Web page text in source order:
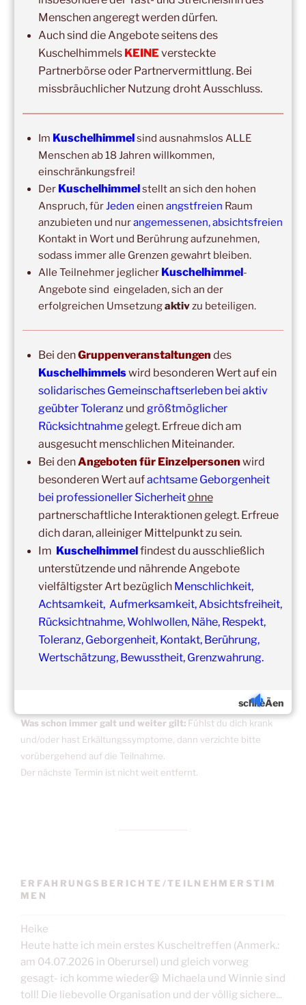
DIE NÄCHSTEN 8 VERANSTALTUNGEN:
14:00–19:00,29. August 2026–Boppard
Kuschelhimmel 5h Kuscheln
15:00–20:00,12. September 2026–
Erbach/Rheingau Kuschelhimmel 5h Kuscheln
Ganztags,13. September 2026–Jahresgruppe
Ausbildung Berührungs- und Kuscheltrainer*in
14:00 –19:00,19. September 2026–Marburg
Kuschelhimmel 5h mit Klangschalenbegleitung
Wochenend-Event,26. September 2026– 27.
September 2026– Wochenende für 2:1 Ausbildung
14:00 – 20:00,3. Oktober 2026–Oberursel
Kuschelhimmel 6h
Wochenend-Event, 17. Oktober 2026
18. Oktober
2026–Wochenende für 2:1 Ausbildung
14:00–16:00,24. Oktober 2026–Free Hugs-Aktion
Frankfurt, Zeil (Nähe Konstabler Wache, vor H&M) 2h
Copyright © 2017-2026
Kuschelhimmel
Was schon immer galt und weiter gilt: Fühlst du dich krank
und/oder hast Erkältungssymptome, dann verzichte bitte
vorübergehend auf die Teilnahme.
Der nächste Termin ist nicht weit entfernt.
ERFAHRUNGSBERICHTE/TEILNEHMERSTIM
MEN
Heike
Heute hatte ich mein erstes Kuscheltreffen (Anmerk.:
am 04.07.2026 in Oberursel) und gleich vorweg
gesagt- ich komme wieder😃 Michaela und Winnie sind
toll! Die liebevolle Organisation und der völlig sichere...
schlieÃen
Menschen angeregt werden dürfen.
Auch sind die Angebote seitens des
Kuschelhimmels KEINE versteckte
Partnerbörse oder Partnervermittlung. Bei
missbräuchlicher Nutzung droht Ausschluss.
Im Kuschelhimmelsind ausnahmslos ALLE
Menschen ab 18 Jahren willkommen,
einschränkungsfrei!
Der Kuschelhimmelstellt an sich den hohen
Anspruch, fürJeden einen angstfreien Raum
anzubieten und nurangemessenen, absichtsfreien
Kontakt in Wort und Berührung aufzunehmen,
sodass immer alle Grenzen gewahrt bleiben.
Alle Teilnehmer jeglicher Kuschelhimmel-
Angebote sind eingeladen, sich an der
erfolgreichen Umsetzungaktivzu beteiligen.
Bei denGruppenveranstaltungen des
Kuschelhimmelswird besonderen Wert auf ein
solidarisches Gemeinschaftserleben bei aktiv
geübter Toleranz und größtmöglicher
Rücksichtnahmegelegt. Erfreue dich am
ausgesucht menschlichen Miteinander.
Bei denAngeboten für Einzelpersonen wird
besonderen Wert aufachtsame Geborgenheit
bei professioneller Sicherheitohne
partnerschaftliche Interaktionen gelegt. Erfreue
dich daran, alleiniger Mittelpunkt zu sein.
Im Kuschelhimmelfindest du ausschließlich
unterstützende und nährende Angebote
vielfältigster Art bezüglich Menschlichkeit,
Achtsamkeit, Aufmerksamkeit, Absichtsfreiheit,
Rücksichtnahme, Wohlwollen, Nähe, Respekt,
Toleranz, Geborgenheit, Kontakt, Berührung,
Wertschätzung, Bewusstheit, Grenzwahrung.